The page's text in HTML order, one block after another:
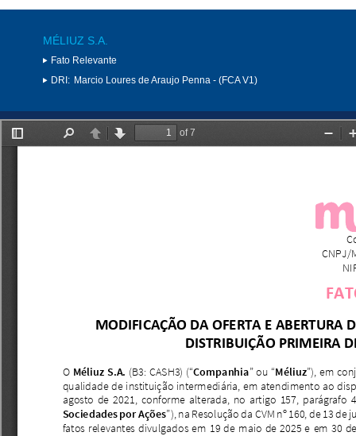
MÉLIUZ S.A.
Fato Relevante
DRI: Marcio Loures de Araujo Penna - (FCA V1)